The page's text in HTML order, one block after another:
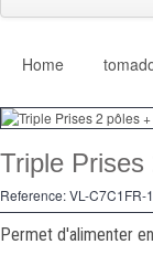
Interruptores
regulador
2 Ways
Home
Triple Prises
Reference:VL-C7C1FR-
Permet d'alimenter